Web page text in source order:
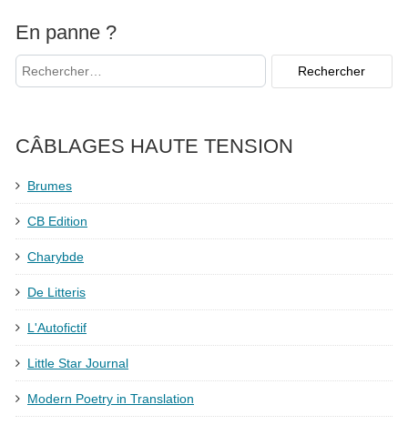
En panne ?
CÂBLAGES HAUTE TENSION
Brumes
CB Edition
Charybde
De Litteris
L'Autofictif
Little Star Journal
Modern Poetry in Translation